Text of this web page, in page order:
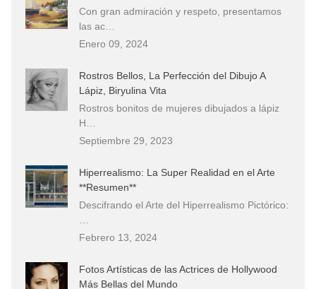
Con gran admiración y respeto, presentamos
las ac…
Enero 09, 2024
Rostros Bellos, La Perfección del Dibujo A
Lápiz, Biryulina Vita
Rostros bonitos de mujeres dibujados a lápiz
H…
Septiembre 29, 2023
Hiperrealismo: La Super Realidad en el Arte
**Resumen**
Descifrando el Arte del Hiperrealismo Pictórico:
Febrero 13, 2024
Fotos Artísticas de las Actrices de Hollywood
Más Bellas del Mundo